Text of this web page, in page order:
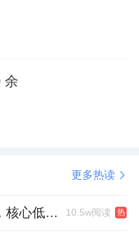
在身边，内心孤
的药物。在老人
酒花闺女”的称呼
他售卖，更在他身
。
更多热读
杭州顶豪市场加速分化，核心低密资产迎来价值兑现 10.5w阅读 热